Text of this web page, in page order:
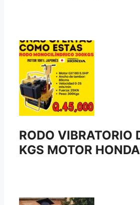
RODO VIBRATORIO
KGS MOTOR HONDA